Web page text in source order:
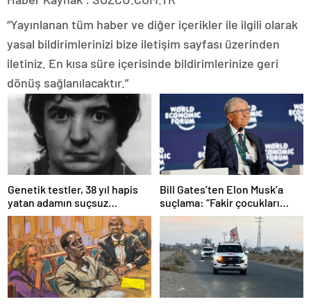
“Yayınlanan tüm haber ve diğer içerikler ile ilgili olarak
yasal bildirimlerinizi bize iletişim sayfası üzerinden
iletiniz. En kısa süre içerisinde bildirimlerinize geri
dönüş sağlanılacaktır.”
Genetik testler, 38 yıl hapis
yatan adamın suçsuz
olduğunu ortaya çıkardı
Bill Gates’ten Elon Musk’a
suçlama: “Fakir çocukları
öldürdü”